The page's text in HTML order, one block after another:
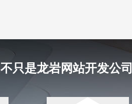
不只是龙岩网站开发公